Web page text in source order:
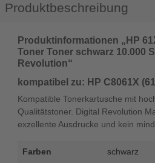
Produktbeschreibung
Produktinformationen „HP
Toner Toner schwarz 10.000
Revolution“
kompatibel zu: HP C8061X
Kompatible Tonerkartusche mit
Qualitätstoner. Digital Revolution
exzellente Ausdrucke und kein
Farben schwarz